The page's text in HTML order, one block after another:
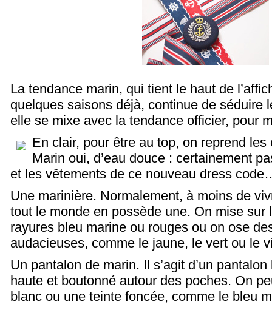
La tendance marin, qui tient le haut de
quelques saisons déjà, continue de séduire
elle se mixe avec la tendance officier, pour
En clair, pour être au top, on reprend
Marin oui, d’eau douce : certainement
et les vêtements de ce nouveau dress
Une marinière. Normalement, à moins de
tout le monde en possède une. On mise sur
rayures bleu marine ou rouges ou on ose
audacieuses, comme le jaune, le vert ou le
Un pantalon de marin. Il s’agit d’un
haute et boutonné autour des poches. On
blanc ou une teinte foncée, comme le bleu